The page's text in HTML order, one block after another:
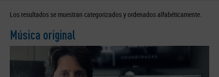
Los resultados se muestran categorizados y ordenados alfabéticamente.
Música original